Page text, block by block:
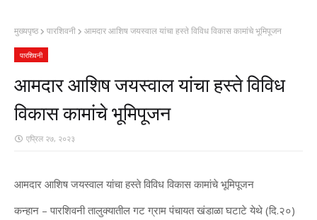
मुख्यपृष्ठ पारशिवनी आमदार आशिष जयस्वाल यांचा हस्ते विविध विकास कामांचे भूमिपूजन
पारशिवनी
आमदार आशिष जयस्वाल यांचा हस्ते विविध
विकास कामांचे भूमिपूजन
एप्रिल २७, २०२३
आमदार आशिष जयस्वाल यांचा हस्ते विविध विकास कामांचे भूमिपूजन
कन्हान – पारशिवनी तालुक्यातील गट ग्राम पंचायत खंडाळा घटाटे येथे (दि.२०)